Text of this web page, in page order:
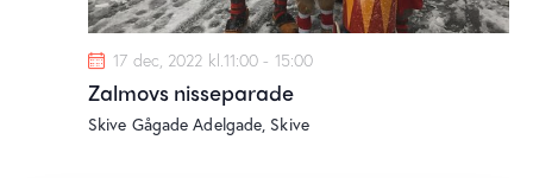
17 dec, 2022 kl.11:00 - 15:00
Zalmovs nisseparade
Skive GågadeAdelgade, Skive